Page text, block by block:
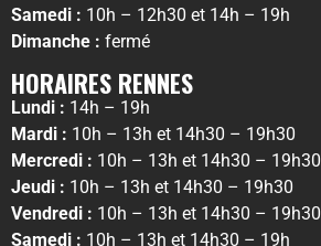
Samedi : 10h – 12h30 et 14h – 19h
Dimanche : fermé
HORAIRES RENNES
Lundi : 14h – 19h
Mardi : 10h – 13h et 14h30 – 19h30
Mercredi : 10h – 13h et 14h30 – 19h30
Jeudi : 10h – 13h et 14h30 – 19h30
Vendredi : 10h – 13h et 14h30 – 19h30
Samedi : 10h – 13h et 14h30 – 19h